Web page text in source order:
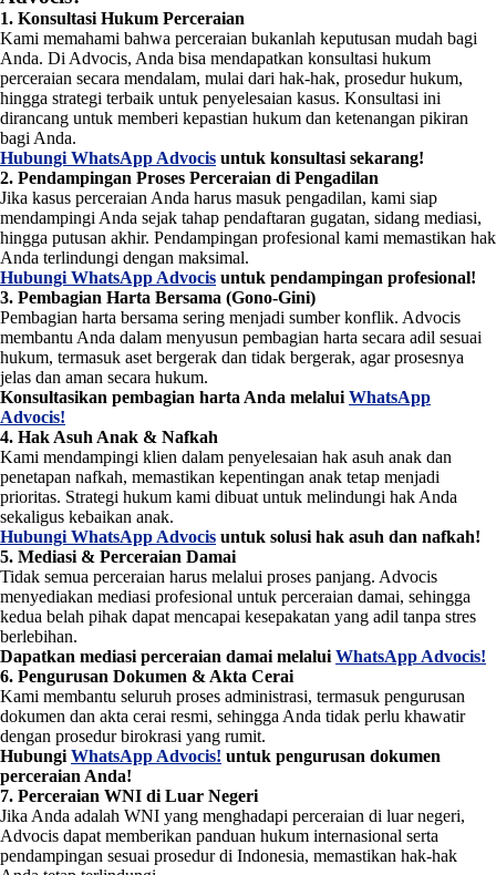
1. Konsultasi Hukum Perceraian
Kami memahami bahwa perceraian bukanlah keputusan mudah bagi
Anda. Di Advocis, Anda bisa mendapatkan konsultasi hukum
perceraian secara mendalam, mulai dari hak-hak, prosedur hukum,
hingga strategi terbaik untuk penyelesaian kasus. Konsultasi ini
dirancang untuk memberi kepastian hukum dan ketenangan pikiran
bagi Anda.
Hubungi WhatsApp Advocis untuk konsultasi sekarang!
2. Pendampingan Proses Perceraian di Pengadilan
Jika kasus perceraian Anda harus masuk pengadilan, kami siap
mendampingi Anda sejak tahap pendaftaran gugatan, sidang mediasi,
hingga putusan akhir. Pendampingan profesional kami memastikan hak
Anda terlindungi dengan maksimal.
Hubungi WhatsApp Advocis untuk pendampingan profesional!
3. Pembagian Harta Bersama (Gono-Gini)
Pembagian harta bersama sering menjadi sumber konflik. Advocis
membantu Anda dalam menyusun pembagian harta secara adil sesuai
hukum, termasuk aset bergerak dan tidak bergerak, agar prosesnya
jelas dan aman secara hukum.
Konsultasikan pembagian harta Anda melalui WhatsApp
Advocis!
4. Hak Asuh Anak & Nafkah
Kami mendampingi klien dalam penyelesaian hak asuh anak dan
penetapan nafkah, memastikan kepentingan anak tetap menjadi
prioritas. Strategi hukum kami dibuat untuk melindungi hak Anda
sekaligus kebaikan anak.
Hubungi WhatsApp Advocis untuk solusi hak asuh dan nafkah!
5. Mediasi & Perceraian Damai
Tidak semua perceraian harus melalui proses panjang. Advocis
menyediakan mediasi profesional untuk perceraian damai, sehingga
kedua belah pihak dapat mencapai kesepakatan yang adil tanpa stres
berlebihan.
Dapatkan mediasi perceraian damai melalui WhatsApp Advocis!
6. Pengurusan Dokumen & Akta Cerai
Kami membantu seluruh proses administrasi, termasuk pengurusan
dokumen dan akta cerai resmi, sehingga Anda tidak perlu khawatir
dengan prosedur birokrasi yang rumit.
Hubungi WhatsApp Advocis! untuk pengurusan dokumen
perceraian Anda!
7. Perceraian WNI di Luar Negeri
Jika Anda adalah WNI yang menghadapi perceraian di luar negeri,
Advocis dapat memberikan panduan hukum internasional serta
pendampingan sesuai prosedur di Indonesia, memastikan hak-hak